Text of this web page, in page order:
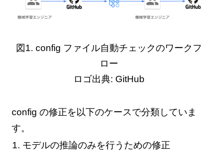
図1. config ファイル自動チェックのワークフ
ロー
ロゴ出典: GitHub
config の修正を以下のケースで分類していま
す。
モデルの推論のみを行うための修正